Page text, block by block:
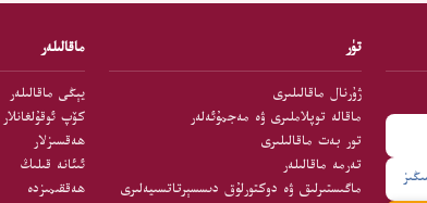
تۈر
ژۇرنال ماقالىلىرى
ماقالە توپلاملىرى ۋە مەجمۇئەلەر
تور بەت ماقالىلىرى
تەرمە ماقالىلەر
ماگىستىرلىق ۋە دوكتورلۇق دىسسېرتاتسىيەلىرى
ماقالىلەر
يېڭى ماقالىلەر
كۆپ ئوقۇلغانلار
ھەقسىزلار
ئىئانە قىلىڭ
ھەققىمىزدە